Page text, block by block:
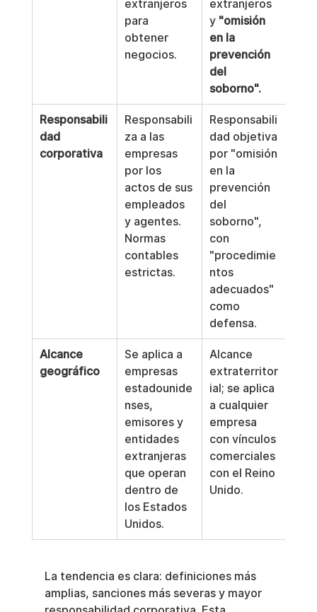
extranjeros
para
obtener
negocios.
extranjeros
y "omisión
en la
prevención
del
soborno".
Responsabili
dad
corporativa
Responsabili
za a las
empresas
por los
actos de sus
empleados
y agentes.
Normas
contables
estrictas.
Responsabili
dad objetiva
por "omisión
en la
prevención
del
soborno",
con
"procedimie
ntos
adecuados"
como
defensa.
Alcance
geográfico
Se aplica a
empresas
estadounide
nses,
emisores y
entidades
extranjeras
que operan
dentro de
los Estados
Unidos.
Alcance
extraterritor
ial; se aplica
a cualquier
empresa
con vínculos
comerciales
con el Reino
Unido.
La tendencia es clara: definiciones más
amplias, sanciones más severas y mayor